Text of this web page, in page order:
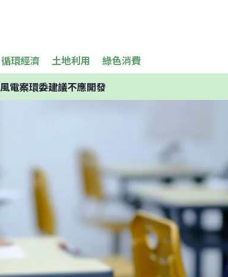
循環經濟 土地利用 綠色消費
電案環委建議不應開發